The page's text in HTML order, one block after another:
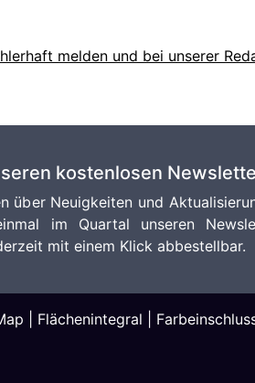
melden und bei unserer
kostenlosen
über Neuigkeiten und
im Quartal unseren
mit einem Klick abbestellbar.
Flächenintegral